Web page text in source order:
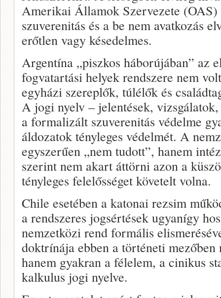
Amerikai Államok Szervezete (OAS)
szuverenitás és a be nem avatkozás
erőtlen vagy késedelmes.
Argentína „piszkos háborújában” az
fogvatartási helyek rendszere nem
egyházi szereplők, túlélők és
A jogi nyelv – jelentések,
a formalizált szuverenitás védelme
áldozatok tényleges védelmét. A
egyszerűen „nem tudott”, hanem
szerint nem akart áttörni azon a
tényleges felelősséget követelt volna.
Chile esetében a katonai rezsim
a rendszeres jogsértések ugyanígy
nemzetközi rend formális
doktrínája ebben a történeti
hanem gyakran a félelem, a cinikus
kalkulus jogi nyelve.